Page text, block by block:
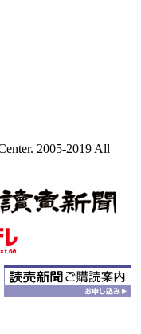
2005-2019 All